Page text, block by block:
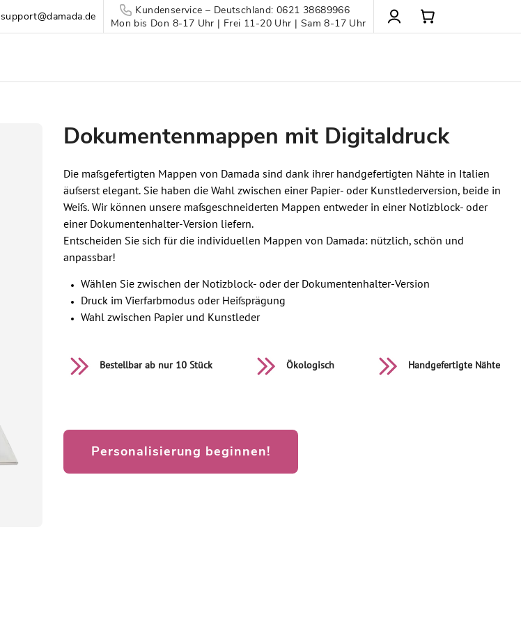
support@damada.de
Kundenservice – Deutschland: 0621 38689966
Mon bis Don 8-17 Uhr | Frei 11-20 Uhr | Sam 8-17 Uhr
Dokumentenmappen mit Digitaldruck
Die maßgefertigten Mappen von Damada sind dank ihrer handgefertigten Nähte in Italien
äußerst elegant. Sie haben die Wahl zwischen einer Papier- oder Kunstlederversion, beide in
Weiß. Wir können unsere maßgeschneiderten Mappen entweder in einer Notizblock- oder
einer Dokumentenhalter-Version liefern.
Entscheiden Sie sich für die individuellen Mappen von Damada: nützlich, schön und
anpassbar!
Wählen Sie zwischen der Notizblock- oder der Dokumentenhalter-Version
Druck im Vierfarbmodus oder Heißprägung
Wahl zwischen Papier und Kunstleder
Bestellbar ab nur 10 Stück Ökologisch Handgefertigte Nähte
Personalisierung beginnen!